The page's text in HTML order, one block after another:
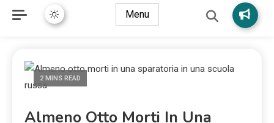
Menu
2 MINS READ
Almeno Otto Morti In Una